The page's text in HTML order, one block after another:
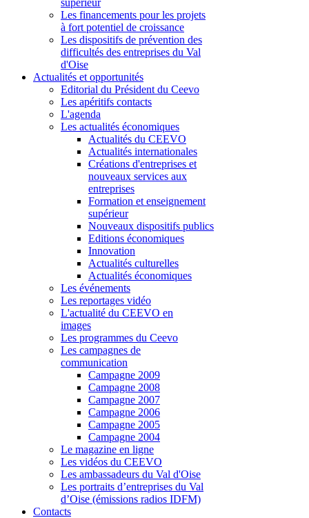
supérieur
Les financements pour les projets
à fort potentiel de croissance
Les dispositifs de prévention des
difficultés des entreprises du Val
d'Oise
Actualités et opportunités
Editorial du Président du Ceevo
Les apéritifs contacts
L'agenda
Les actualités économiques
Actualités du CEEVO
Actualités internationales
Créations d'entreprises et
nouveaux services aux
entreprises
Formation et enseignement
supérieur
Nouveaux dispositifs publics
Editions économiques
Innovation
Actualités culturelles
Actualités économiques
Les événements
Les reportages vidéo
L'actualité du CEEVO en
images
Les programmes du Ceevo
Les campagnes de
communication
Campagne 2009
Campagne 2008
Campagne 2007
Campagne 2006
Campagne 2005
Campagne 2004
Le magazine en ligne
Les vidéos du CEEVO
Les ambassadeurs du Val d'Oise
Les portraits d’entreprises du Val
d’Oise (émissions radios IDFM)
Contacts